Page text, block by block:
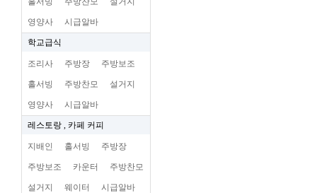
영양사 시급알바
학교급식
조리사 주방장 주방보조
홀서빙 주방찬모 설거지
영양사 시급알바
레스토랑 , 카페 커피
지배인 홀서빙 주방장
주방보조 카운터 주방찬모
설거지 웨이터 시급알바